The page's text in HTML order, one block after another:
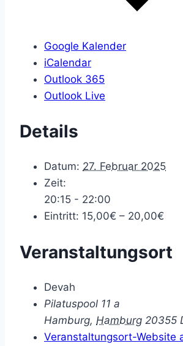
Google Kalender
iCalendar
Outlook 365
Outlook Live
Details
Datum: 27. Februar 2025
Zeit:
20:15 - 22:00
Eintritt: 15,00€ – 20,00€
Veranstaltungsort
Devah
Pilatuspool 11 a
Hamburg, Hamburg 20355
Veranstaltungsort-Website